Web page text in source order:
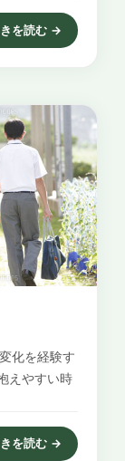
を読む →
学生の不登校への対
化を経験す
えやすい時
を読む →
学生の不登校への対